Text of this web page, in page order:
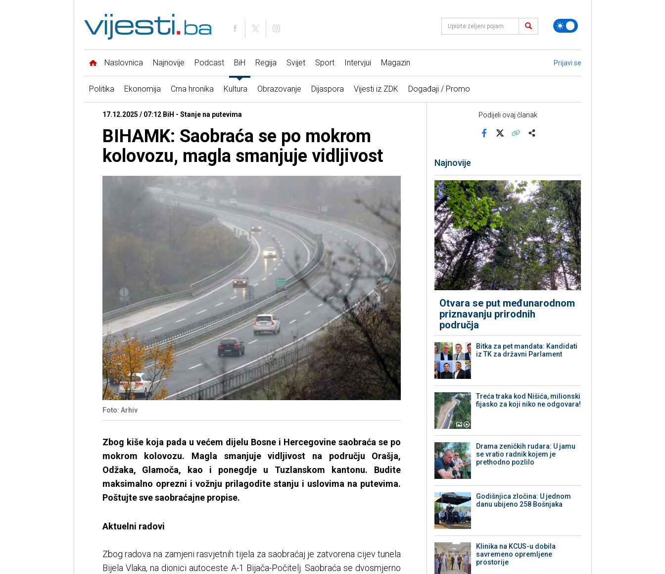
Naslovnica Najnovije Podcast BiH Regija Svijet Sport Intervjui Magazin Prijavi se
Politika Ekonomija Crna hronika Kultura Obrazovanje Dijaspora Vijesti iz ZDK Događaji / Promo
17.12.2025 / 07:12 BiH - Stanje na putevima
BIHAMK: Saobraća se po mokrom
kolovozu, magla smanjuje vidljivost
Foto: Arhiv
Zbog kiše koja pada u većem dijelu Bosne i Hercegovine saobraća se po
mokrom kolovozu. Magla smanjuje vidljivost na području Orašja,
Odžaka, Glamoča, kao i ponegdje u Tuzlanskom kantonu. Budite
maksimalno oprezni i vožnju prilagodite stanju i uslovima na putevima.
Poštujte sve saobraćajne propise.
Aktuelni radovi
Zbog radova na zamjeni rasvjetnih tijela za saobraćaj je zatvorena cijev tunela
Bijela Vlaka, na dionici autoceste A-1 Bijača-Počitelj. Saobraća se dvosmjerno
Podijeli ovaj članak
Najnovije
Otvara se put međunarodnom
priznavanju prirodnih
područja
Bitka za pet mandata: Kandidati
iz TK za državni Parlament
Treća traka kod Nišića, milionski
fijasko za koji niko ne odgovara!
Drama zeničkih rudara: U jamu
se vratio radnik kojem je
prethodno pozlilo
Godišnjica zločina: U jednom
danu ubijeno 258 Bošnjaka
Klinika na KCUS-u dobila
savremeno opremljene
prostorije